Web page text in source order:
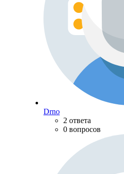
Drno
2 ответа
0 вопросов